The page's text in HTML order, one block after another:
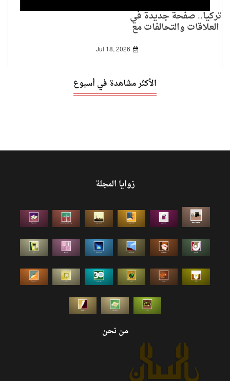
تركيا.. صفحة جديدة في
العلاقات والتحالفات مع
Jul 18, 2026
الأكثر مشاهدة في أسبوع
زوايا المجلة
من نحن